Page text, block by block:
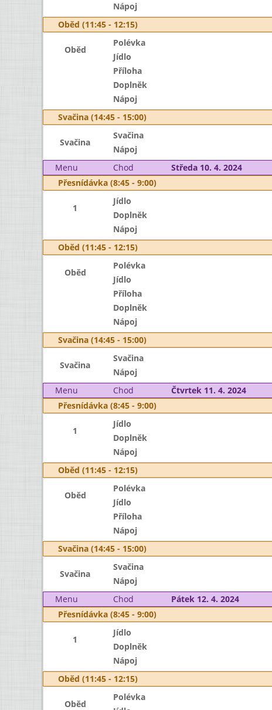
Nápoj
Oběd (11:45 - 12:15)
Oběd
Polévka
Jídlo
Příloha
Doplněk
Nápoj
Svačina (14:45 - 15:00)
Svačina
Svačina
Nápoj
Menu
Chod Středa 10. 4. 2024
Přesnídávka (8:45 - 9:00)
1
Jídlo
Doplněk
Nápoj
Oběd (11:45 - 12:15)
Oběd
Polévka
Jídlo
Příloha
Doplněk
Nápoj
Svačina (14:45 - 15:00)
Svačina
Svačina
Nápoj
Menu
Chod Čtvrtek 11. 4. 2024
Přesnídávka (8:45 - 9:00)
1
Jídlo
Doplněk
Nápoj
Oběd (11:45 - 12:15)
Oběd
Polévka
Jídlo
Příloha
Nápoj
Svačina (14:45 - 15:00)
Svačina
Svačina
Nápoj
Menu
Chod Pátek 12. 4. 2024
Přesnídávka (8:45 - 9:00)
1
Jídlo
Doplněk
Nápoj
Oběd (11:45 - 12:15)
Oběd
Polévka